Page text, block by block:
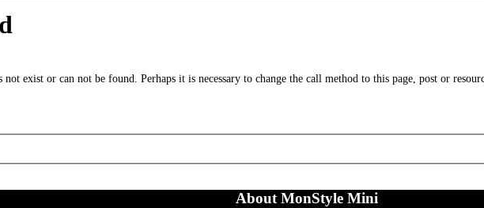
exist or can not be found. Perhaps it is necessary to change the call method to this page, post or
About MonStyle Mini